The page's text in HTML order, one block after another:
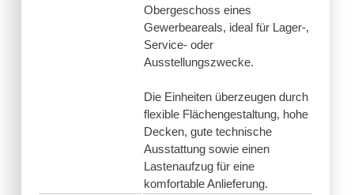
Obergeschoss eines
Gewerbeareals, ideal für Lager-,
Service- oder
Ausstellungszwecke.
Die Einheiten überzeugen durch
flexible Flächengestaltung, hohe
Decken, gute technische
Ausstattung sowie einen
Lastenaufzug für eine
komfortable Anlieferung.